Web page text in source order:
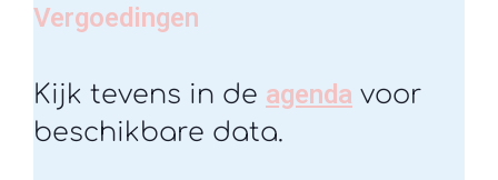
Vergoedingen
Kijk tevens in de agenda voor
beschikbare data.